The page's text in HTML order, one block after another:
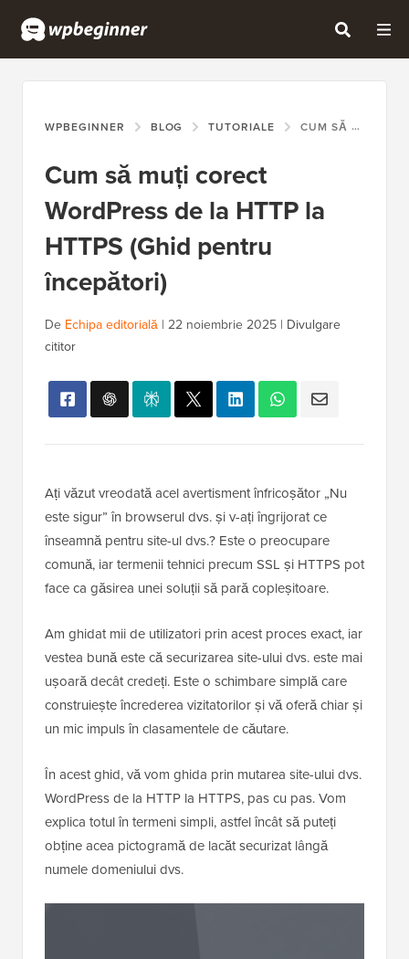
WPBEGINNER BLOG TUTORIALE CUM SĂ MUȚI CORECT WORDPRESS DE LA HTTP LA HTTPS (GHID PENTRU ÎNCEPĂTORI)
Cum să muți corect
WordPress de la HTTP la
HTTPS (Ghid pentru
începători)
De Echipa editorială | 22 noiembrie 2025 | Divulgare
cititor
Ați văzut vreodată acel avertisment înfricoșător „Nu
este sigur” în browserul dvs. și v-ați îngrijorat ce
înseamnă pentru site-ul dvs.? Este o preocupare
comună, iar termenii tehnici precum SSL și HTTPS pot
face ca găsirea unei soluții să pară copleșitoare.
Am ghidat mii de utilizatori prin acest proces exact, iar
vestea bună este că securizarea site-ului dvs. este mai
ușoară decât credeți. Este o schimbare simplă care
construiește încrederea vizitatorilor și vă oferă chiar și
un mic impuls în clasamentele de căutare.
În acest ghid, vă vom ghida prin mutarea site-ului dvs.
WordPress de la HTTP la HTTPS, pas cu pas. Vom
explica totul în termeni simpli, astfel încât să puteți
obține acea pictogramă de lacăt securizat lângă
numele domeniului dvs.